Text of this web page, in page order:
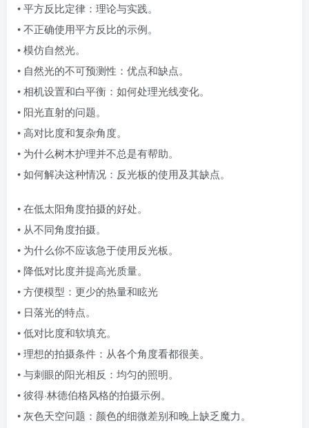
• 平方反比定律：理论与实践。
• 不正确使用平方反比的示例。
• 模仿自然光。
• 自然光的不可预测性：优点和缺点。
• 相机设置和白平衡：如何处理光线变化。
• 阳光直射的问题。
• 高对比度和复杂角度。
• 为什么树木护理并不总是有帮助。
• 如何解决这种情况：反光板的使用及其缺点。
• 在低太阳角度拍摄的好处。
• 从不同角度拍摄。
• 为什么你不应该急于使用反光板。
• 降低对比度并提高光质量。
• 方便模型：更少的热量和眩光
• 日落光的特点。
• 低对比度和软填充。
• 理想的拍摄条件：从各个角度看都很美。
• 与刺眼的阳光相反：均匀的照明。
• 彼得·林德伯格风格的拍摄示例。
• 灰色天空问题：颜色的细微差别和晚上缺乏魔力。